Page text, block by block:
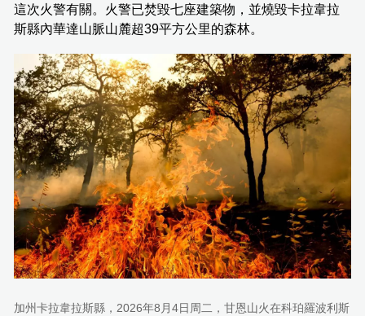
這次火警有關。火警已焚毀七座建築物，並燒毀卡拉韋拉
斯縣內華達山脈山麓超39平方公里的森林。
加州卡拉韋拉斯縣，2026年8月4日周二，甘恩山火在科珀羅波利斯